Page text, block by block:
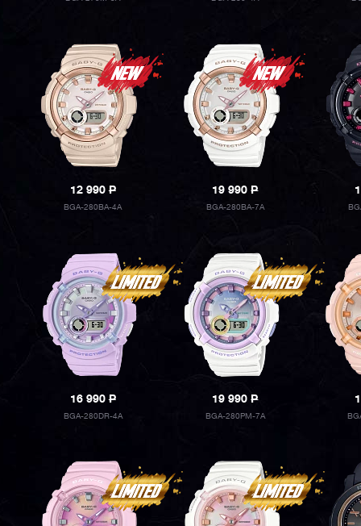
12 990P
BGA-280BA-4A
19 990P
BGA-280BA-7A
16 990P
BGA-280DR-4A
19 990P
BGA-280PM-7A